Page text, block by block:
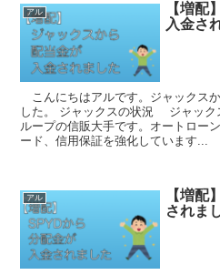
アル
【増配
入金さ
こんにちはアルです。ジャックス
した。 ジャックスの状況 ジャック
ループの信販大手です。オートロー
ード、信用保証を強化しています...
アル
【増配
されま